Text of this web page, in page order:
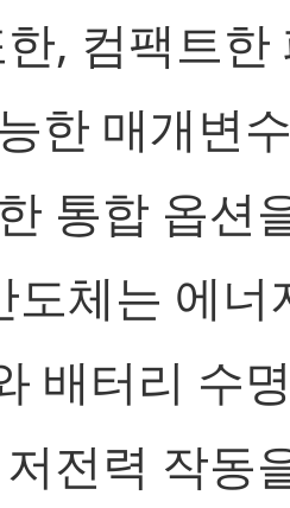
, 컴팩트한
한 매개변
통합 옵션
도체는 에너
배터리 수
전력 작동